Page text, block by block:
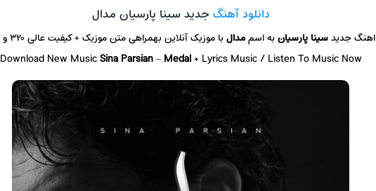
دانلود آهنگ جدید سینا پارسیان مدال
اهنگ جدیدسینا پارسیانبه اسممدالبا موزیک آنلاینبهمراهی متن موزیک + کیفیت عالی ۳۲۰ و ۱۲۸
Download New MusicSina Parsian–Medal+ Lyrics Music / Listen To Music Now